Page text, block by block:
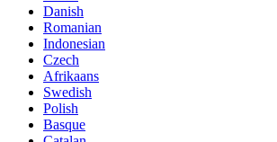
Danish
Romanian
Indonesian
Czech
Afrikaans
Swedish
Polish
Basque